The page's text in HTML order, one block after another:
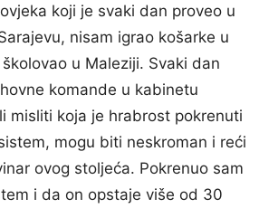
koji je svaki dan proveo u
nisam igrao košarke u
u Maleziji. Svaki dan
komande u kabinetu
misliti koja je hrabrost pokrenuti
mogu biti neskroman i reći
ovog stoljeća. Pokrenuo sam
i da on opstaje više od 30